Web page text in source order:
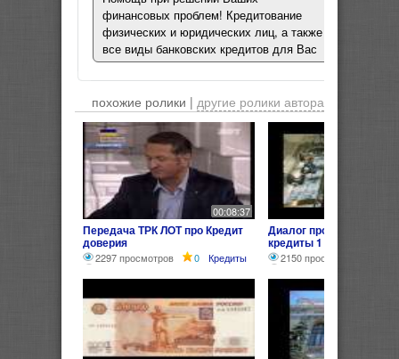
финансовых проблем! Кредитование
физических и юридических лиц, а также
все виды банковских кредитов для Вас
похожие ролики | другие ролики автора
00:08:37
Передача ТРК ЛОТ про Кредит
доверия
2297 просмотров 0 Кредиты
Диалог про деньги банки
кредиты 1
2150 просмотров